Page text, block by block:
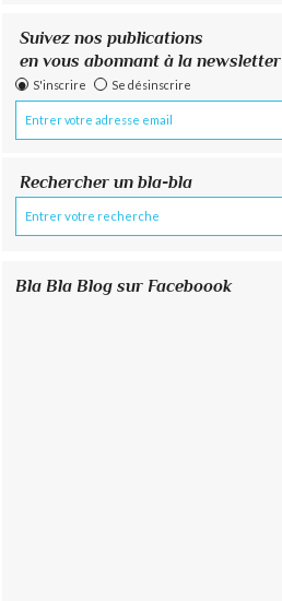
Suivez nos publications
en vous abonnant à la newsletter
S'inscrire Se désinscrire
Rechercher un bla-bla
Bla Bla Blog sur Faceboook